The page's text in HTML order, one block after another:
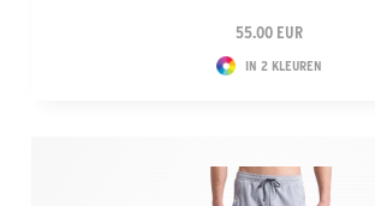
55.00 EUR
IN 2 KLEUREN